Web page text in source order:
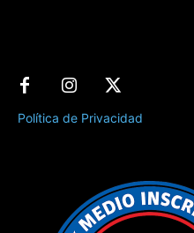
Política de Privacidad